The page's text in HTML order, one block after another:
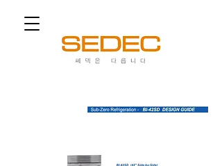
쎄덱은 다릅니다